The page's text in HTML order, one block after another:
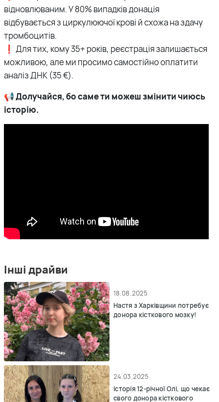
відновлюваним. У 80% випадків донація
відбувається з циркулюючої крові й схожа на здачу
тромбоцитів.
❗️ Для тих, кому 35+ років, реєстрація залишається
можливою, але ми просимо самостійно оплатити
аналіз ДНК (35 €).
📢 Долучайся, бо саме ти можеш змінити чиюсь
історію.
Інші драйви
18.08.2025
Настя з Харківщини потребує
донора кісткового мозку!
24.03.2025
Історія 12-річної Олі, що чекає
свого донора кісткового